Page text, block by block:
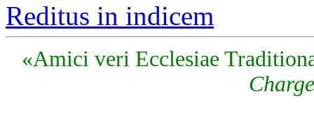
Reditus in indicem
«Amici veri Ecclesiae